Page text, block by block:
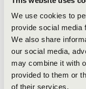
We use cookies to
provide social media
We also share
our social media,
may combine it with
provided to them or
of their services.
Wolfgang Amadeus
Wolfgang Amadeus
Wolfgang Amadeus
K. 165